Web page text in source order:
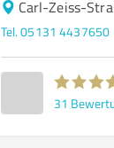
Carl-Zeiss-
Tel. 05131 4437650
31